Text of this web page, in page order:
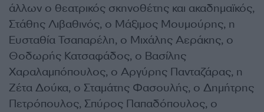
άλλων ο θεατρικός σκηνοθέτης και ακαδημαϊκός,
Στάθης Λιβαθινός, ο Μάξιμος Μουμούρης, η
Ευσταθία Τσαπαρέλη, ο Μιχάλης Αεράκης, ο
Θοδωρής Κατσαφάδος, ο Βασίλης
Χαραλαμπόπουλος, ο Αργύρης Πανταζάρας, η
Ζέτα Δούκα, ο Σταμάτης Φασουλής, ο Δημήτρης
Πετρόπουλος, Σπύρος Παπαδόπουλος, ο